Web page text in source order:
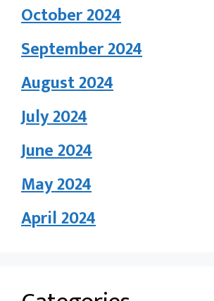
October 2024
September 2024
August 2024
July 2024
June 2024
May 2024
April 2024